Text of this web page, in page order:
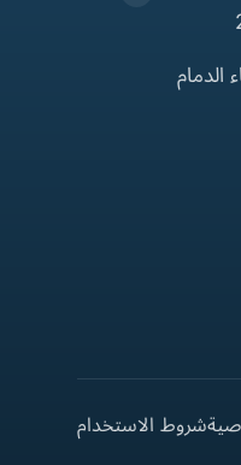
الدمام
شروط الاستخدام